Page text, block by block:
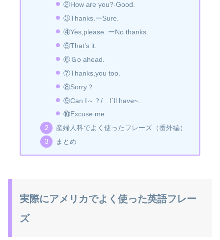
②How are you?-Good.
③Thanks.ーSure.
④Yes,please. ーNo thanks.
⑤That’s it.
⑥Ｇo ahead.
⑦Thanks,you too.
⑧Sorry？
⑨Can I～？/ I`ll have~.
⑩Excuse me.
産婦人科でよく使ったフレーズ（番外編）
まとめ
実際にアメリカでよく使った英語フレー
ズ